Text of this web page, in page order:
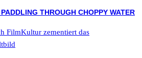
FilmKultur zementiert das